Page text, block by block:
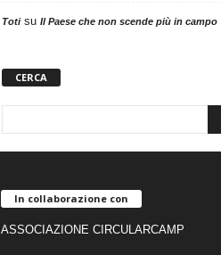
Totisu Il Paese che non scende più in campo
CERCA
In collaborazione con
ASSOCIAZIONE CIRCULARCAMP